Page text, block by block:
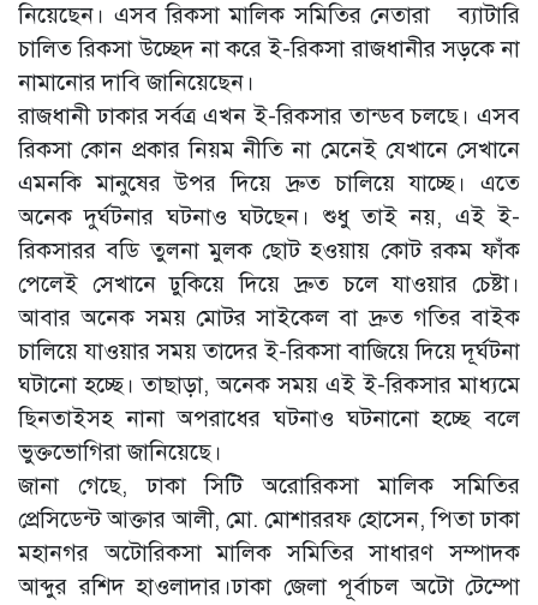
নিয়েছেন। এসব রিকসা মালিক সমিতির নেতারা ব্যাটারি
চালিত রিকসা উচ্ছেদ না করে ই-রিকসা রাজধানীর সড়কে না
নামানোর দাবি জানিয়েছেন।
রাজধানী ঢাকার সর্বত্র এখন ই-রিকসার তান্ডব চলছে। এসব
রিকসা কোন প্রকার নিয়ম নীতি না মেনেই যেখানে সেখানে
এমনকি মানুষের উপর দিয়ে দ্রুত চালিয়ে যাচ্ছে। এতে
অনেক দুর্ঘটনার ঘটনাও ঘটছেন। শুধু তাই নয়, এই ই-
রিকসারর বডি তুলনা মুলক ছোট হওয়ায় কোট রকম ফাঁক
পেলেই সেখানে ঢুকিয়ে দিয়ে দ্রুত চলে যাওয়ার চেষ্টা।
আবার অনেক সময় মোটর সাইকেল বা দ্রুত গতির বাইক
চালিয়ে যাওয়ার সময় তাদের ই-রিকসা বাজিয়ে দিয়ে দূর্ঘটনা
ঘটানো হচ্ছে। তাছাড়া, অনেক সময় এই ই-রিকসার মাধ্যমে
ছিনতাইসহ নানা অপরাধের ঘটনাও ঘটনানো হচ্ছে বলে
ভুক্তভোগিরা জানিয়েছে।
জানা গেছে, ঢাকা সিটি অরোরিকসা মালিক সমিতির
প্রেসিডেন্ট আক্তার আলী, মো. মোশাররফ হোসেন, পিতা ঢাকা
মহানগর অটোরিকসা মালিক সমিতির সাধারণ সম্পাদক
আব্দুর রশিদ হাওলাদার।ঢাকা জেলা পূর্বাচল অটো টেম্পো